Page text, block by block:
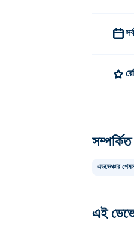
এডভেঞ্চার
এই